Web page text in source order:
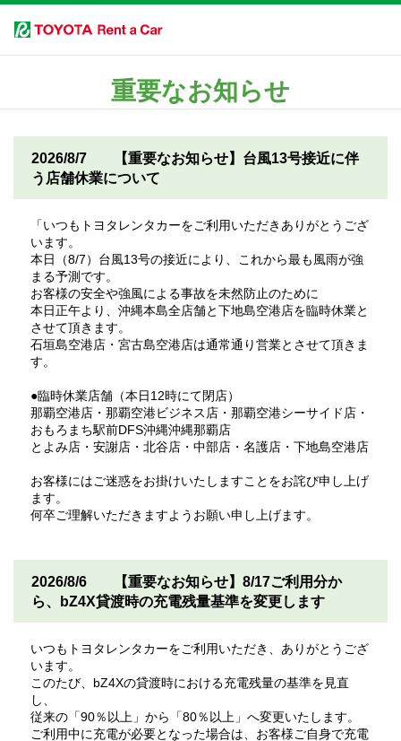
重要なお知らせ
2026/8/7
【重要なお知らせ】台風13号接近に伴
う店舗休業について
「いつもトヨタレンタカーをご利用いただきありがとうござ
います。
本日（8/7）台風13号の接近により、これから最も風雨が強
まる予測です。
お客様の安全や強風による事故を未然防止のために
本日正午より、沖縄本島全店舗と下地島空港店を臨時休業と
させて頂きます。
石垣島空港店・宮古島空港店は通常通り営業とさせて頂きま
す。
●臨時休業店舗（本日12時にて閉店）
那覇空港店・那覇空港ビジネス店・那覇空港シーサイド店・
おもろまち駅前DFS沖縄沖縄那覇店
とよみ店・安謝店・北谷店・中部店・名護店・下地島空港店
お客様にはご迷惑をお掛けいたしますことをお詫び申し上げ
ます。
何卒ご理解いただきますようお願い申し上げます。
2026/8/6
【重要なお知らせ】8/17ご利用分か
ら、bZ4X貸渡時の充電残量基準を変更します
いつもトヨタレンタカーをご利用いただき、ありがとうござ
います。
このたび、bZ4Xの貸渡時における充電残量の基準を見直
し、
従来の「90％以上」から「80％以上」へ変更いたします。
ご利用中に充電が必要となった場合は、お客様ご自身で充電